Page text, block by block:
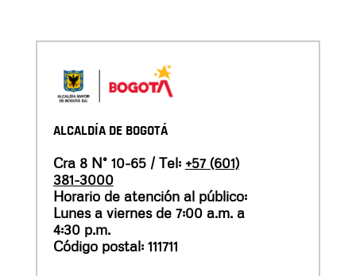
ALCALDÍA DE BOGOTÁ
Cra 8 N° 10-65 / Tel: +57 (601)
381-3000
Horario de atención al público:
Lunes a viernes de 7:00 a.m. a
4:30 p.m.
Código postal: 111711